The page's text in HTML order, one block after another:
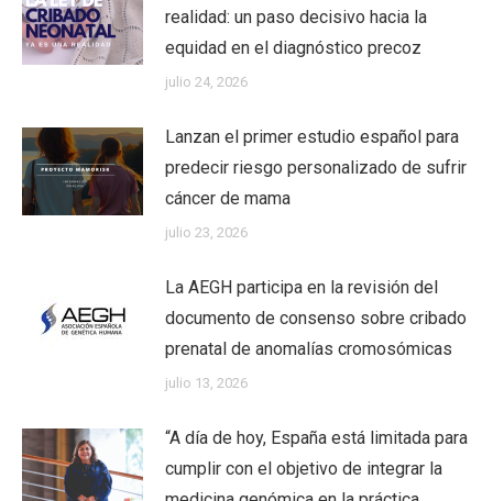
realidad: un paso decisivo hacia la
equidad en el diagnóstico precoz
julio 24, 2026
Lanzan el primer estudio español para
predecir riesgo personalizado de sufrir
cáncer de mama
julio 23, 2026
La AEGH participa en la revisión del
documento de consenso sobre cribado
prenatal de anomalías cromosómicas
julio 13, 2026
“A día de hoy, España está limitada para
cumplir con el objetivo de integrar la